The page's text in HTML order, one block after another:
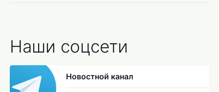
Наши соцсети
Новостной канал